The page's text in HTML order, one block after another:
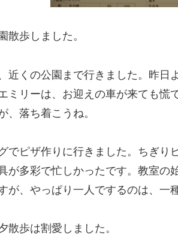
散歩しました。
近くの公園まで行きました。昨日
ミリーは、お迎えの車が来ても慌
、落ち着こうね。
ピザ作りに行きました。ちぎり
が多彩で忙しかったです。教室の
が、やっぱり一人でするのは、一
歩は割愛しました。